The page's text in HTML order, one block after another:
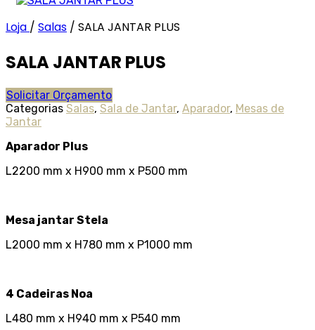
Loja / Salas / SALA JANTAR PLUS
SALA JANTAR PLUS
Solicitar Orçamento
Categorias Salas, Sala de Jantar, Aparador, Mesas de
Jantar
Aparador Plus
L2200 mm x H900 mm x P500 mm
Mesa jantar Stela
L2000 mm x H780 mm x P1000 mm
4 Cadeiras Noa
L480 mm x H940 mm x P540 mm